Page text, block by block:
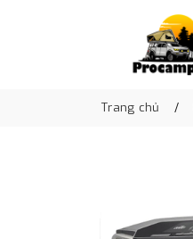
Trang chủ